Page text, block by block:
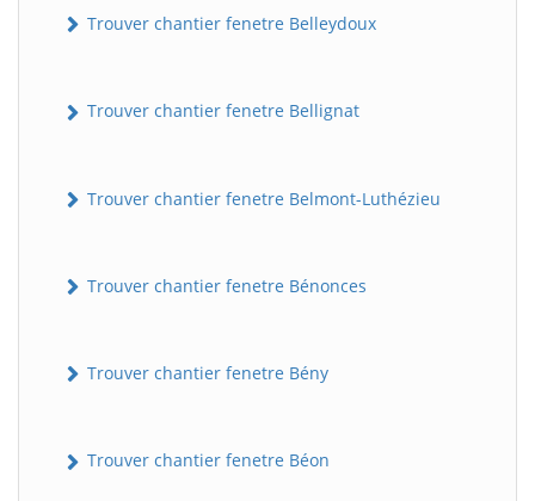
Trouver chantier fenetre Belleydoux
Trouver chantier fenetre Bellignat
Trouver chantier fenetre Belmont-Luthézieu
Trouver chantier fenetre Bénonces
Trouver chantier fenetre Bény
Trouver chantier fenetre Béon